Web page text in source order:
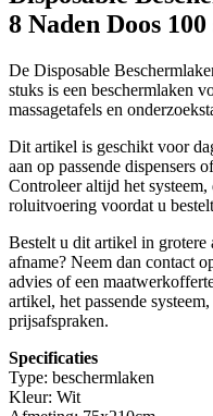
8 Naden Doos
De Disposable
stuks is een beschermlaken
massagetafels en
Dit artikel is geschikt voor
aan op passende dispensers
Controleer altijd het
roluitvoering voordat u
Bestelt u dit artikel in grotere
afname? Neem dan contact
advies of een
artikel, het passende
prijsafspraken.
Specificaties
Type: beschermlaken
Kleur: Wit